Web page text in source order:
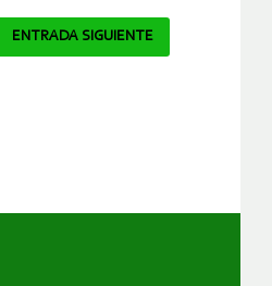
ENTRADA SIGUIENTE